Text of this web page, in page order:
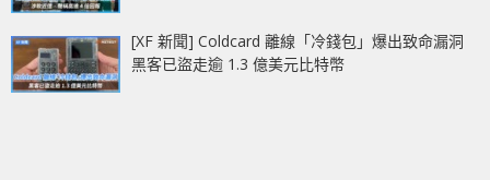
[XF 新聞] Coldcard 離線「冷錢包」爆出致命漏洞
黑客已盜走逾 1.3 億美元比特幣